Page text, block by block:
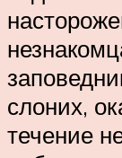
слоних,
течение